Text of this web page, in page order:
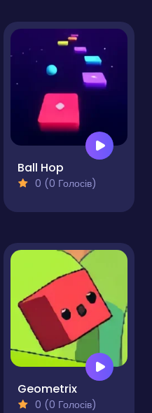
Ball Hop
0 (0 Голосів)
Geometrix
0 (0 Голосів)